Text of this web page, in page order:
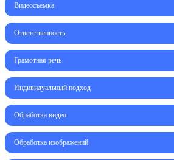
Видеосъемка
Ответственность
Грамотная речь
Индивидуальный подход
Обработка видео
Обработка изображений